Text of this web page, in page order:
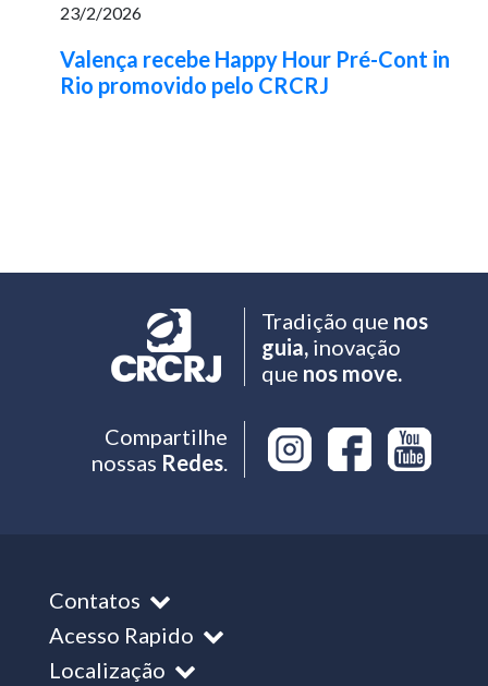
23/2/2026
Valença recebe Happy Hour Pré-Cont in
Rio promovido pelo CRCRJ
Tradição que nos
guia,inovação
que nos move.
Compartilhe
nossas Redes.
Contatos
Acesso Rapido
Localização